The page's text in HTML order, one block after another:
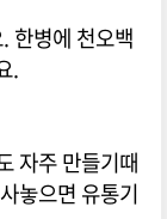
한병에 천오백
.
자주 만들기때
놓으면 유통기